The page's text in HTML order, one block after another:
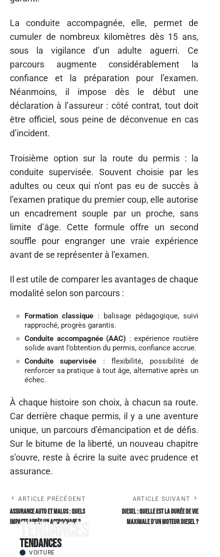
La conduite accompagnée, elle, permet de
cumuler de nombreux kilomètres dès 15 ans,
sous la vigilance d’un adulte aguerri. Ce
parcours augmente considérablement la
confiance et la préparation pour l’examen.
Néanmoins, il impose dès le début une
déclaration à l’assureur : côté contrat, tout doit
être officiel, sous peine de déconvenue en cas
d’incident.
Troisième option sur la route du permis : la
conduite supervisée. Souvent choisie par les
adultes ou ceux qui n’ont pas eu de succès à
l’examen pratique du premier coup, elle autorise
un encadrement souple par un proche, sans
limite d’âge. Cette formule offre un second
souffle pour engranger une vraie expérience
avant de se représenter à l’examen.
Il est utile de comparer les avantages de chaque
modalité selon son parcours :
Formation classique : balisage pédagogique, suivi
rapproché, progrès garantis.
Conduite accompagnée (AAC) : expérience routière
solide avant l’obtention du permis, confiance accrue.
Conduite supervisée : flexibilité, possibilité de
renforcer sa pratique à tout âge, alternative après un
échec.
À chaque histoire son choix, à chacun sa route.
Car derrière chaque permis, il y a une aventure
unique, un parcours d’émancipation et de défis.
Sur le bitume de la liberté, un nouveau chapitre
s’ouvre, reste à écrire la suite avec prudence et
assurance.
ARTICLE PRÉCÉDENT
Assurance auto et malus : quels
impacts après un accrochage ?
ARTICLE SUIVANT
Diesel : quelle est la durée de vie
maximale d’un moteur diesel ?
Tendances
Tendances
VOITURE